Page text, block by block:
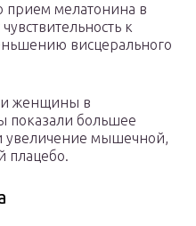
прием мелатонина в
к
висцерального
женщины в
показали большее
увеличение мышечной,
плацебо.